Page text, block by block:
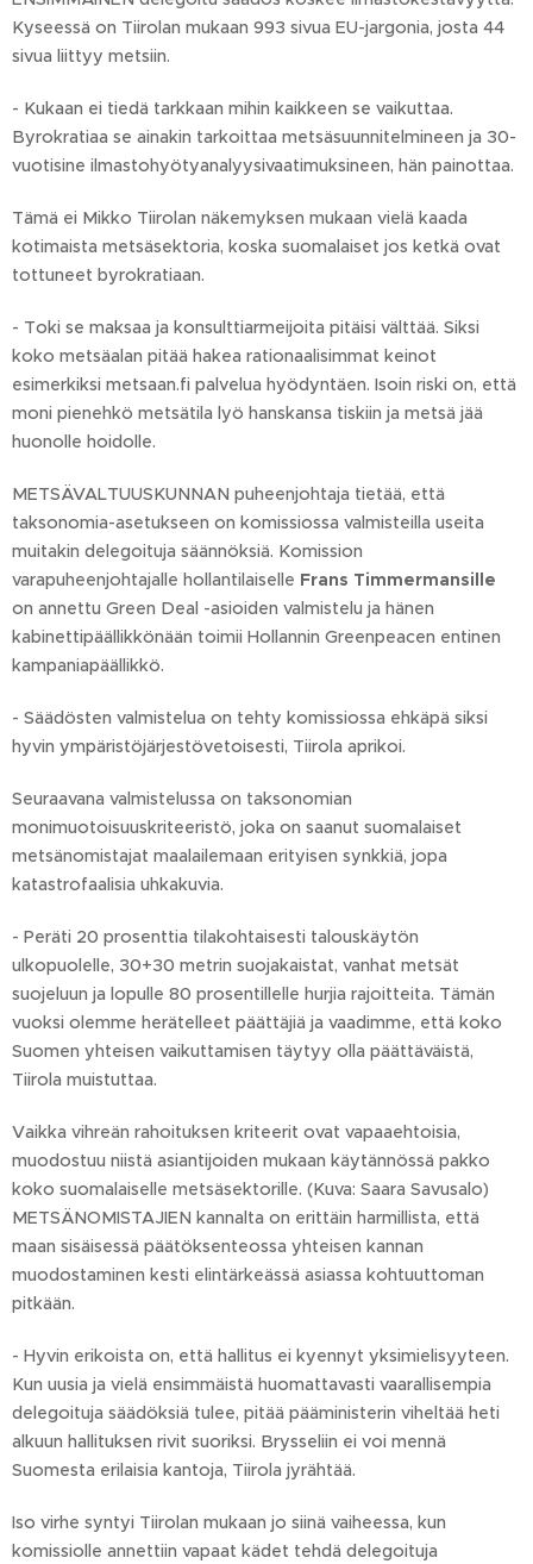
Kyseessä on Tiirolan mukaan 993 sivua EU-jargonia, josta 44
sivua liittyy metsiin.
- Kukaan ei tiedä tarkkaan mihin kaikkeen se vaikuttaa.
Byrokratiaa se ainakin tarkoittaa metsäsuunnitelmineen ja 30-
vuotisine ilmastohyötyanalyysivaatimuksineen, hän painottaa.
Tämä ei Mikko Tiirolan näkemyksen mukaan vielä kaada
kotimaista metsäsektoria, koska suomalaiset jos ketkä ovat
tottuneet byrokratiaan.
- Toki se maksaa ja konsulttiarmeijoita pitäisi välttää. Siksi
koko metsäalan pitää hakea rationaalisimmat keinot
esimerkiksi metsaan.fi palvelua hyödyntäen. Isoin riski on, että
moni pienehkö metsätila lyö hanskansa tiskiin ja metsä jää
huonolle hoidolle.
METSÄVALTUUSKUNNAN puheenjohtaja tietää, että
taksonomia-asetukseen on komissiossa valmisteilla useita
muitakin delegoituja säännöksiä. Komission
varapuheenjohtajalle hollantilaiselle Frans Timmermansille
on annettu Green Deal -asioiden valmistelu ja hänen
kabinettipäällikkönään toimii Hollannin Greenpeacen entinen
kampaniapäällikkö.
- Säädösten valmistelua on tehty komissiossa ehkäpä siksi
hyvin ympäristöjärjestövetoisesti, Tiirola aprikoi.
Seuraavana valmistelussa on taksonomian
monimuotoisuuskriteeristö, joka on saanut suomalaiset
metsänomistajat maalailemaan erityisen synkkiä, jopa
katastrofaalisia uhkakuvia.
- Peräti 20 prosenttia tilakohtaisesti talouskäytön
ulkopuolelle, 30+30 metrin suojakaistat, vanhat metsät
suojeluun ja lopulle 80 prosentillelle hurjia rajoitteita. Tämän
vuoksi olemme herätelleet päättäjiä ja vaadimme, että koko
Suomen yhteisen vaikuttamisen täytyy olla päättäväistä,
Tiirola muistuttaa.
Vaikka vihreän rahoituksen kriteerit ovat vapaaehtoisia,
muodostuu niistä asiantijoiden mukaan käytännössä pakko
koko suomalaiselle metsäsektorille. (Kuva: Saara Savusalo)
METSÄNOMISTAJIEN kannalta on erittäin harmillista, että
maan sisäisessä päätöksenteossa yhteisen kannan
muodostaminen kesti elintärkeässä asiassa kohtuuttoman
pitkään.
- Hyvin erikoista on, että hallitus ei kyennyt yksimielisyyteen.
Kun uusia ja vielä ensimmäistä huomattavasti vaarallisempia
delegoituja säädöksiä tulee, pitää pääministerin viheltää heti
alkuun hallituksen rivit suoriksi. Brysseliin ei voi mennä
Suomesta erilaisia kantoja, Tiirola jyrähtää.
Iso virhe syntyi Tiirolan mukaan jo siinä vaiheessa, kun
komissiolle annettiin vapaat kädet tehdä delegoituja